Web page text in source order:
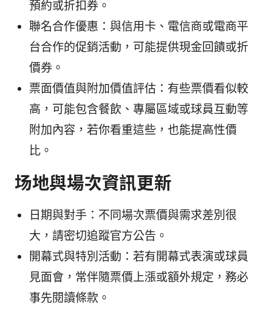
預約或折扣券。
聯名合作優惠：與信用卡、電信商或電商平
台合作的促銷活動，可能提供現金回饋或折
價券。
票面價值與附加價值評估：有些票價看似較
高，可能包含餐飲、專屬區域或球員互動等
附加內容，若你看重這些，也能提高性價
比。
场地與場次資訊更新
日期與對手：不同場次票價與需求差別很
大，請密切追蹤官方公告。
開幕式與特別活動：若有開幕式表演或球員
見面會，常伴隨票價上漲或額外規定，務必
事先閱讀條款。